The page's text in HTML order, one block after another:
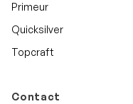
Primeur
Quicksilver
Topcraft
Contact